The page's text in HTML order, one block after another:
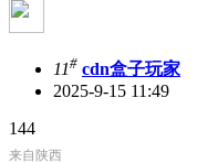
11# cdn盒子玩家
2025-9-15 11:49
144
来自陕西